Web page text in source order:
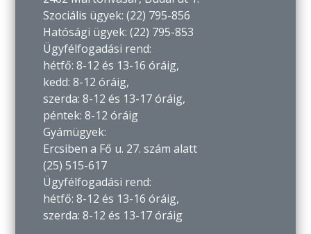
Szociális ügyek: (22) 795-856
Hatósági ügyek: (22) 795-853
Ügyfélfogadási rend:
hétfő: 8-12 és 13-16 óráig,
kedd: 8-12 óráig,
szerda: 8-12 és 13-17 óráig,
péntek: 8-12 óráig
Gyámügyek:
Ercsiben a Fő u. 27. szám alatt
(25) 515-617
Ügyfélfogadási rend:
hétfő: 8-12 és 13-16 óráig,
szerda: 8-12 és 13-17 óráig